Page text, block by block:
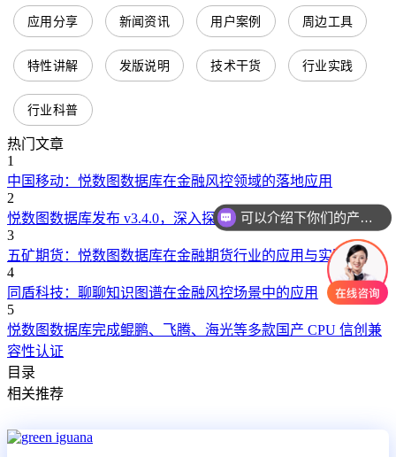
应用分享 新闻资讯 用户案例 周边工具
特性讲解 发版说明 技术干货 行业实践
行业科普
热门文章
1
中国移动：悦数图数据库在金融风控领域的落地应用
2
悦数图数据库发布 v3.4.0，深入探索数据价值
3
五矿期货：悦数图数据库在金融期货行业的应用与实践探索
4
同盾科技：聊聊知识图谱在金融风控场景中的应用
5
悦数图数据库完成鲲鹏、飞腾、海光等多款国产 CPU 信创兼
容性认证
目录
相关推荐
可以介绍下你们的产品么